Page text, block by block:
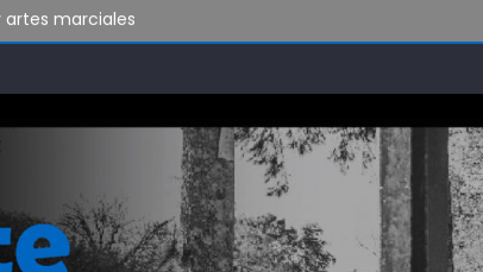
artes marciales
a soportar todo esto?